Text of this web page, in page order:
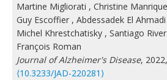
Martine Migliorati , Christine Manrique
Guy Escoffier , Abdessadek El Ahmadi
Michel Khrestchatisky , Santiago
François Roman
Journal of Alzheimer's Disease,
⟨10.3233/JAD-220281⟩